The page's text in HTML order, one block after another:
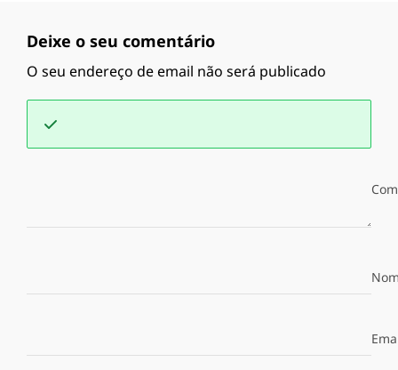
Deixe o seu comentário
O seu endereço de email não será publicado